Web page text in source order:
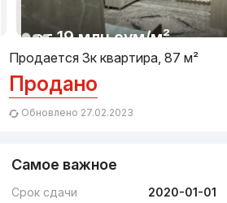
от19 млн сум/м²
Сдан,Ildar
3к квартира, 77 м²
Продается 3к квартира, 87 м²
Продано
Обновлено 27.02.2023
Самое важное
Срок сдачи
2020-01-01